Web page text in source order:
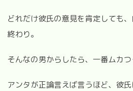
どれだけ彼氏の意見を肯定しても
終わり。
そんなの男からしたら、一番ムカつ
アンタが正論言えば言うほど、彼